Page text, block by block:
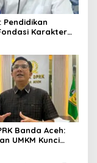
Pendidikan
Karakter
Banda Aceh:
UMKM Kunci